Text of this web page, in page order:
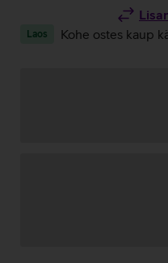
Laos Kohe ostes kaup